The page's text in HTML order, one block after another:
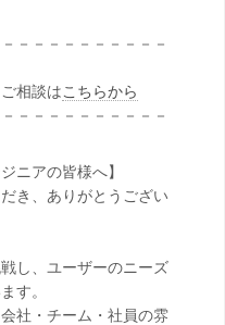
－－－－－－－－－－
相談はこちらから
－－－－－－－－－－
ニアの皆様へ】
き、ありがとうござい
し、ユーザーのニーズ
す。
社・チーム・社員の雰